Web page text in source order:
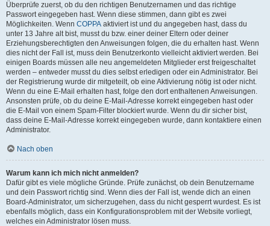
Überprüfe zuerst, ob du den richtigen Benutzernamen und das richtige
Passwort eingegeben hast. Wenn diese stimmen, dann gibt es zwei
Möglichkeiten. Wenn COPPA aktiviert ist und du angegeben hast, dass du
unter 13 Jahre alt bist, musst du bzw. einer deiner Eltern oder deiner
Erziehungsberechtigten den Anweisungen folgen, die du erhalten hast. Wenn
dies nicht der Fall ist, muss dein Benutzerkonto vielleicht aktiviert werden. Bei
einigen Boards müssen alle neu angemeldeten Mitglieder erst freigeschaltet
werden – entweder musst du dies selbst erledigen oder ein Administrator. Bei
der Registrierung wurde dir mitgeteilt, ob eine Aktivierung nötig ist oder nicht.
Wenn du eine E-Mail erhalten hast, folge den dort enthaltenen Anweisungen.
Ansonsten prüfe, ob du deine E-Mail-Adresse korrekt eingegeben hast oder
die E-Mail von einem Spam-Filter blockiert wurde. Wenn du dir sicher bist,
dass deine E-Mail-Adresse korrekt eingegeben wurde, dann kontaktiere einen
Administrator.
Nach oben
Warum kann ich mich nicht anmelden?
Dafür gibt es viele mögliche Gründe. Prüfe zunächst, ob dein Benutzername
und dein Passwort richtig sind. Wenn dies der Fall ist, wende dich an einen
Board-Administrator, um sicherzugehen, dass du nicht gesperrt wurdest. Es ist
ebenfalls möglich, dass ein Konfigurationsproblem mit der Website vorliegt,
welches ein Administrator lösen muss.